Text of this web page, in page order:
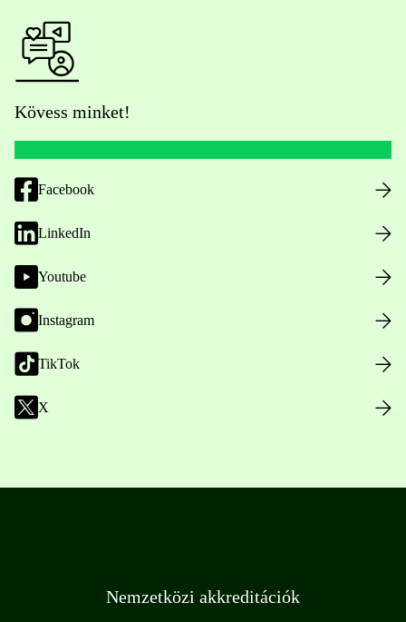
Kövess minket!
Facebook
LinkedIn
Youtube
Instagram
TikTok
X
Nemzetközi akkreditációk